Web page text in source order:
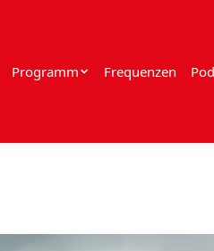
Programm Frequenzen